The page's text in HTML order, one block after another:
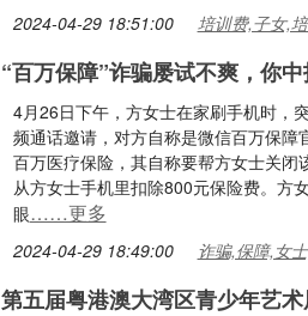
2024-04-29 18:51:00 培训费,子女,
“百万保障”诈骗屡试不爽，你中
4月26日下午，方女士在家刷手机时，
频通话邀请，对方自称是微信百万保障
百万医疗保险，其自称要帮方女士关闭
从方女士手机里扣除800元保险费。方
眼……更多
2024-04-29 18:49:00 诈骗,保障,女
第五届粤港澳大湾区青少年艺